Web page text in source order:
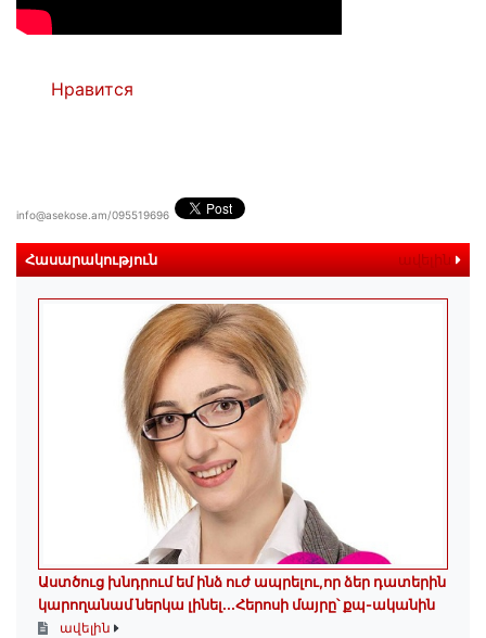
Нравится
info@asekose.am/095519696
Հասարակություն ավելին
Աստծուց խնդրում եմ ինձ ուժ ապրելու,որ ձեր դատերին
կարողանամ ներկա լինել․․․Հերոսի մայրը՝ քպ-ականին
ավելին